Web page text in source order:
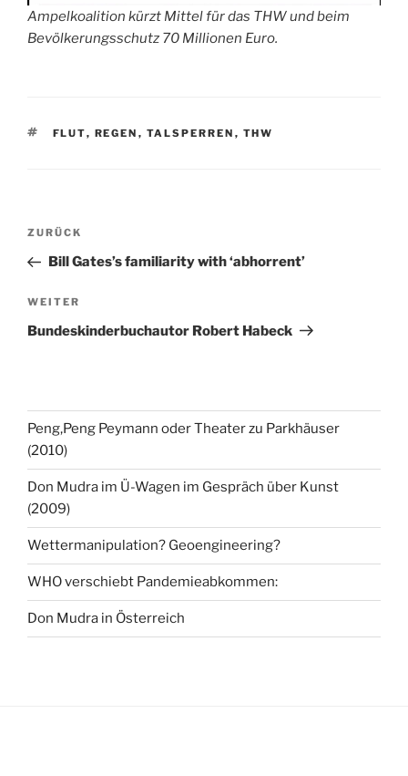
Ampelkoalition kürzt Mittel für das THW und beim
Bevölkerungsschutz 70 Millionen Euro.
SCHLAGWÖRTER
FLUT, REGEN , TALSPERREN , THW
Beitragsnavigation
Vorheriger
Beitrag
ZURÜCK
Bill Gates’s familiarity with ‘abhorrent’
Nächster
Beitrag
WEITER
Bundeskinderbuchautor Robert Habeck
Peng,Peng Peymann oder Theater zu Parkhäuser
(2010)
Don Mudra im Ü-Wagen im Gespräch über Kunst
(2009)
Wettermanipulation? Geoengineering?
WHO verschiebt Pandemieabkommen:
Don Mudra in Österreich